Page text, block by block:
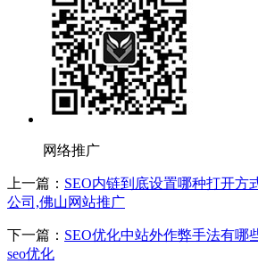
网络推广
上一篇： SEO内链到底设置哪种打开方
公司,佛山网站推广
下一篇： SEO优化中站外作弊手法有哪
seo优化